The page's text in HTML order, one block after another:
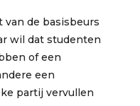
van de basisbeurs
wil dat studenten
of een
een
partij vervullen